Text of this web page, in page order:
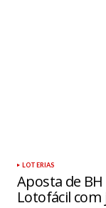
LOTERIAS
Aposta de
Lotofácil